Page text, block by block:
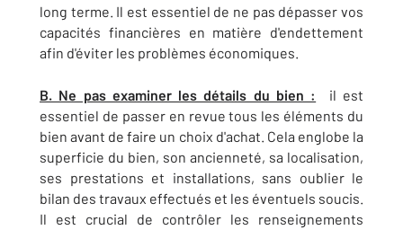
long terme. Il est essentiel de ne pas dépasser vos
capacités financières en matière d'endettement
afin d'éviter les problèmes économiques.
B. Ne pas examiner les détails du bien :
il est
essentiel de passer en revue tous les éléments du
bien avant de faire un choix d'achat. Cela englobe la
superficie du bien, son ancienneté, sa localisation,
ses prestations et installations, sans oublier le
bilan des travaux effectués et les éventuels soucis.
Il est crucial de contrôler les renseignements